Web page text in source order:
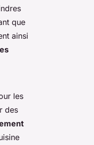
que
ainsi
les
des